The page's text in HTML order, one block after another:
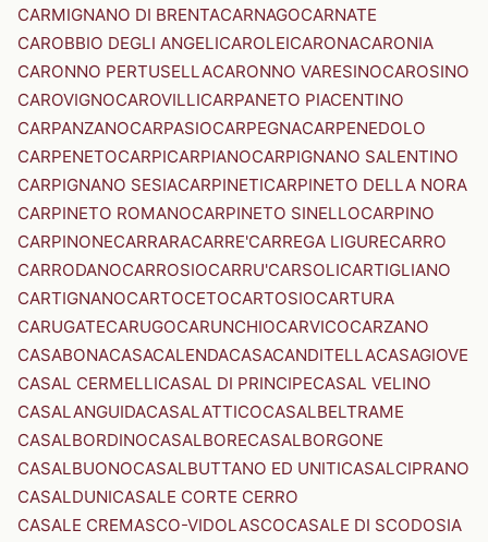
CARMIGNANO DI BRENTACARNAGOCARNATE
CAROBBIO DEGLI ANGELICAROLEICARONACARONIA
CARONNO PERTUSELLACARONNO VARESINOCAROSINO
CAROVIGNOCAROVILLICARPANETO PIACENTINO
CARPANZANOCARPASIOCARPEGNACARPENEDOLO
CARPENETOCARPICARPIANOCARPIGNANO SALENTINO
CARPIGNANO SESIACARPINETICARPINETO DELLA NORA
CARPINETO ROMANOCARPINETO SINELLOCARPINO
CARPINONECARRARACARRE'CARREGA LIGURECARRO
CARRODANOCARROSIOCARRU'CARSOLICARTIGLIANO
CARTIGNANOCARTOCETOCARTOSIOCARTURA
CARUGATECARUGOCARUNCHIOCARVICOCARZANO
CASABONACASACALENDACASACANDITELLACASAGIOVE
CASAL CERMELLICASAL DI PRINCIPECASAL VELINO
CASALANGUIDACASALATTICOCASALBELTRAME
CASALBORDINOCASALBORECASALBORGONE
CASALBUONOCASALBUTTANO ED UNITICASALCIPRANO
CASALDUNICASALE CORTE CERRO
CASALE CREMASCO-VIDOLASCOCASALE DI SCODOSIA